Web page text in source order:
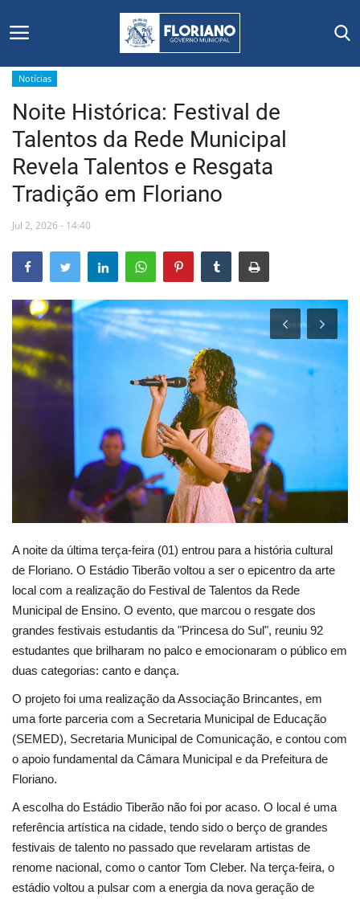
Início
Editais
Floriano
Secretarias e Órgãos
Mural de Licitações
Notícias
Vídeos
Webmail
Notícias
Noite Histórica: Festival de
Talentos da Rede Municipal
Revela Talentos e Resgata
Tradição em Floriano
Jul 2, 2026 - 14:40
A noite da última terça-feira (01) entrou para a história cultural
de Floriano. O Estádio Tiberão voltou a ser o epicentro da arte
local com a realização do Festival de Talentos da Rede
Municipal de Ensino. O evento, que marcou o resgate dos
grandes festivais estudantis da "Princesa do Sul", reuniu 92
estudantes que brilharam no palco e emocionaram o público em
duas categorias: canto e dança.
O projeto foi uma realização da Associação Brincantes, em
uma forte parceria com a Secretaria Municipal de Educação
(SEMED), Secretaria Municipal de Comunicação, e contou com
o apoio fundamental da Câmara Municipal e da Prefeitura de
Floriano.
A escolha do Estádio Tiberão não foi por acaso. O local é uma
referência artística na cidade, tendo sido o berço de grandes
festivais de talento no passado que revelaram artistas de
renome nacional, como o cantor Tom Cleber. Na terça-feira, o
estádio voltou a pulsar com a energia da nova geração de